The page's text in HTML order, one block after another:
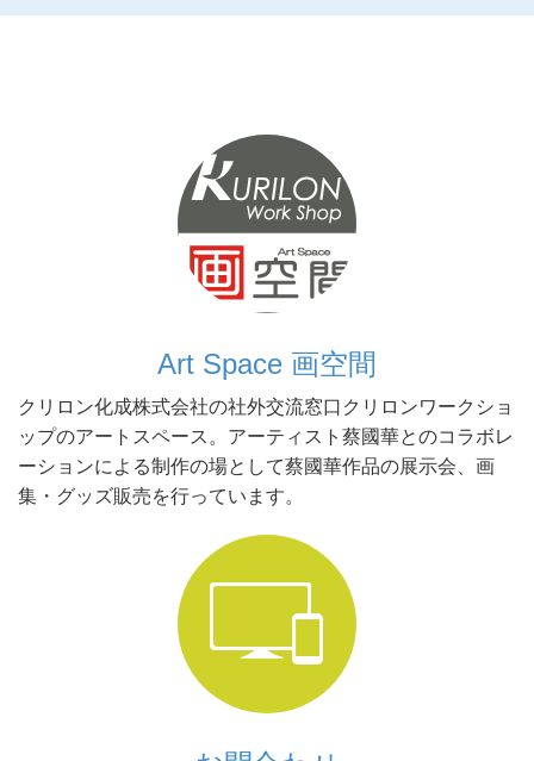
Art Space 画空間
クリロン化成株式会社の社外交流窓口クリロンワークショ
ップのアートスペース。アーティスト蔡國華とのコラボレ
ーションによる制作の場として蔡國華作品の展示会、画
集・グッズ販売を行っています。